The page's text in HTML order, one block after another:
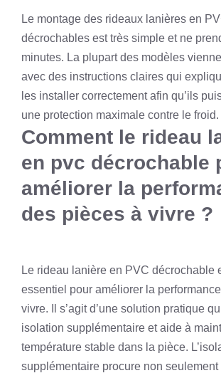
Le montage des rideaux lanières en
décrochables est très simple et ne
minutes. La plupart des modèles
avec des instructions claires qui
les installer correctement afin qu’ils
une protection maximale contre le froid.
Comment le rideau
en pvc décrochable
améliorer la
des pièces à vivre ?
Le rideau lanière en PVC décrochable
essentiel pour améliorer la
vivre. Il s’agit d’une solution pratique
isolation supplémentaire et aide à
température stable dans la pièce.
supplémentaire procure non seulement